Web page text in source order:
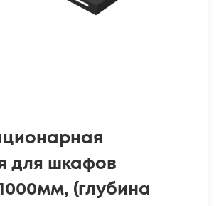
для шкафов
(глубина